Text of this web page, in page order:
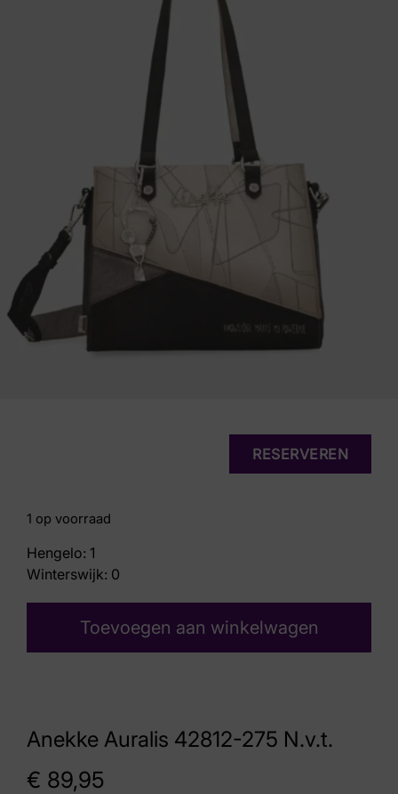
Anekke Auralis 42812-275 N.v.t.
€ 89,95
RESERVEREN
1 op voorraad
Hengelo: 1
Winterswijk: 0
Toevoegen aan winkelwagen